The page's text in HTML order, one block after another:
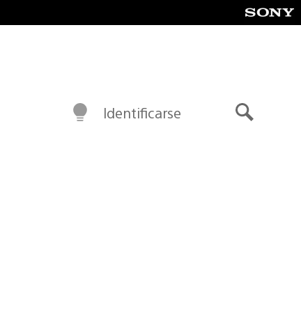
Identificarse